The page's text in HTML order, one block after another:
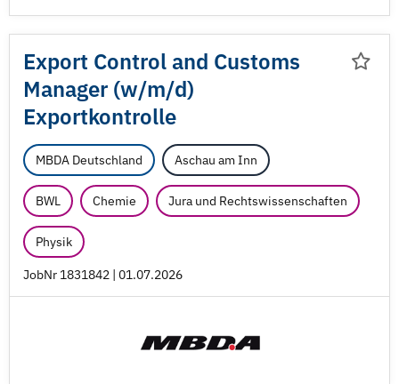
Export Control and Customs
Manager (w/m/d)
Exportkontrolle
MBDA Deutschland Aschau am Inn
BWL Chemie Jura und Rechtswissenschaften
Physik
JobNr 1831842 | 01.07.2026